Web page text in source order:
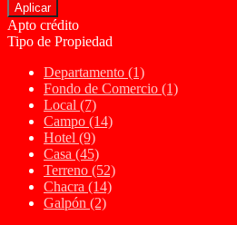
Aplicar
Apto crédito
Tipo de Propiedad
Departamento (1)
Fondo de Comercio (1)
Local (7)
Campo (14)
Hotel (9)
Casa (45)
Terreno (52)
Chacra (14)
Galpón (2)